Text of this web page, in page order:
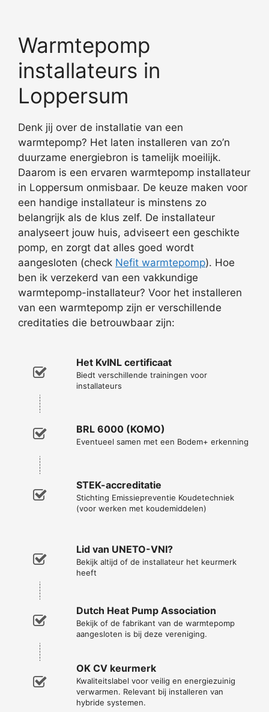
Warmtepomp
installateurs in
Loppersum
Denk jij over de installatie van een
warmtepomp? Het laten installeren van zo’n
duurzame energiebron is tamelijk moeilijk.
Daarom is een ervaren warmtepomp installateur
in Loppersum onmisbaar. De keuze maken voor
een handige installateur is minstens zo
belangrijk als de klus zelf. De installateur
analyseert jouw huis, adviseert een geschikte
pomp, en zorgt dat alles goed wordt
aangesloten (check Nefit warmtepomp). Hoe
ben ik verzekerd van een vakkundige
warmtepomp-installateur? Voor het installeren
van een warmtepomp zijn er verschillende
creditaties die betrouwbaar zijn:
Het KvINL certificaat
Biedt verschillende trainingen voor
installateurs
BRL 6000 (KOMO)
Eventueel samen met een Bodem+ erkenning
STEK-accreditatie
Stichting Emissiepreventie Koudetechniek
(voor werken met koudemiddelen)
Lid van UNETO-VNI?
Bekijk altijd of de installateur het keurmerk
heeft
Dutch Heat Pump Association
Bekijk of de fabrikant van de warmtepomp
aangesloten is bij deze vereniging.
OK CV keurmerk
Kwaliteitslabel voor veilig en energiezuinig
verwarmen. Relevant bij installeren van
hybride systemen.